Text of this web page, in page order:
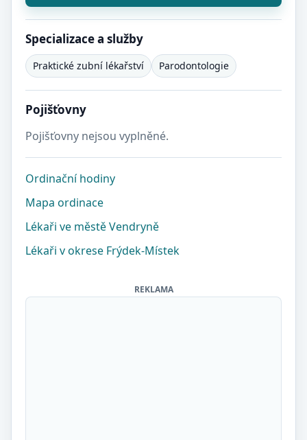
Specializace a služby
Praktické zubní lékařství Parodontologie
Pojišťovny
Pojišťovny nejsou vyplněné.
Ordinační hodiny
Mapa ordinace
Lékaři ve městě Vendryně
Lékaři v okrese Frýdek-Místek
REKLAMA